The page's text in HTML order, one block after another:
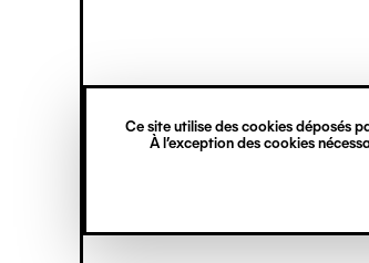
Ce site utilise des cookies déposés
À l’exception des cookies
content
verticale